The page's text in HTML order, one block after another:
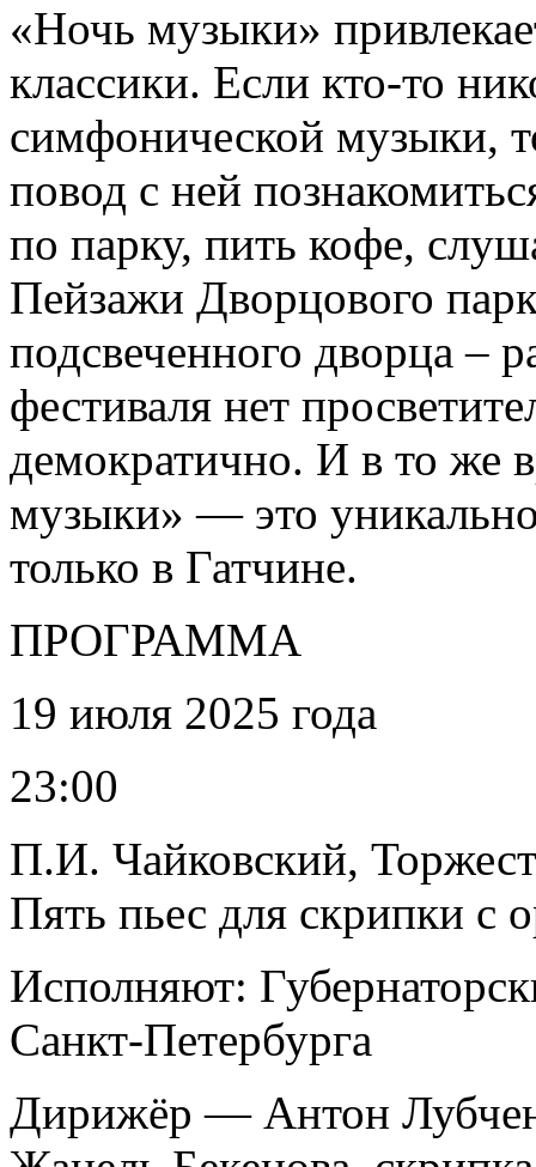
«Ночь музыки»
классики. Если кто-то
симфонической музыки,
повод с ней
по парку, пить кофе,
Пейзажи Дворцового
подсвеченного дворца –
фестиваля нет
демократично. И в то же
музыки» — это
только в Гатчине.
ПРОГРАММА
19 июля 2025 года
23:00
П.И. Чайковский,
Пять пьес для скрипки с
Исполняют:
Санкт-Петербурга
Дирижёр — Антон